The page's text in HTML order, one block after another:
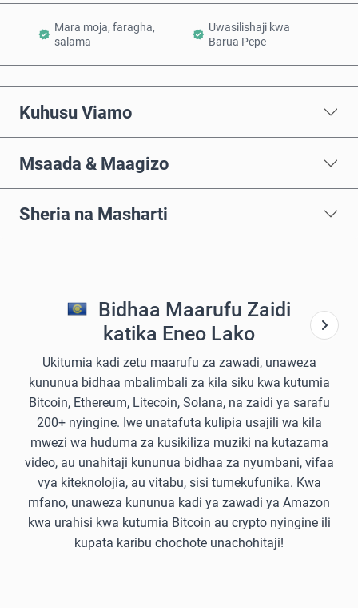
Mara moja, faragha,
salama
Uwasilishaji kwa
Barua Pepe
Kuhusu Viamo
Msaada & Maagizo
Sheria na Masharti
Bidhaa Maarufu Zaidi
katika Eneo Lako
Ukitumia kadi zetu maarufu za zawadi, unaweza
kununua bidhaa mbalimbali za kila siku kwa kutumia
Bitcoin, Ethereum, Litecoin, Solana, na zaidi ya sarafu
200+ nyingine. Iwe unatafuta kulipia usajili wa kila
mwezi wa huduma za kusikiliza muziki na kutazama
video, au unahitaji kununua bidhaa za nyumbani, vifaa
vya kiteknolojia, au vitabu, sisi tumekufunika. Kwa
mfano, unaweza kununua kadi ya zawadi ya Amazon
kwa urahisi kwa kutumia Bitcoin au crypto nyingine ili
kupata karibu chochote unachohitaji!